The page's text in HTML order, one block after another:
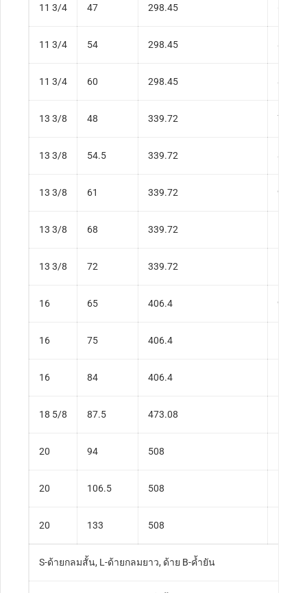
11 3/4 47 298.45
11 3/4 54 298.45 80.36
11 3/4 60 298.45 89.29
13 3/8 48 339.72 71.43
13 3/8 54.5 339.72 81.1
13 3/8 61 339.72 90.78
13 3/8 68 339.72
13 3/8 72 339.72
16 65 406.4 96.73
16 75 406.4
16 84 406.4
18 5/8 87.5 473.08
20 94 508
20 106.5 508
20 133 508
S-ด้ายกลมสั้น, L-ด้ายกลมยาว, ด้าย B-ค้ำยัน